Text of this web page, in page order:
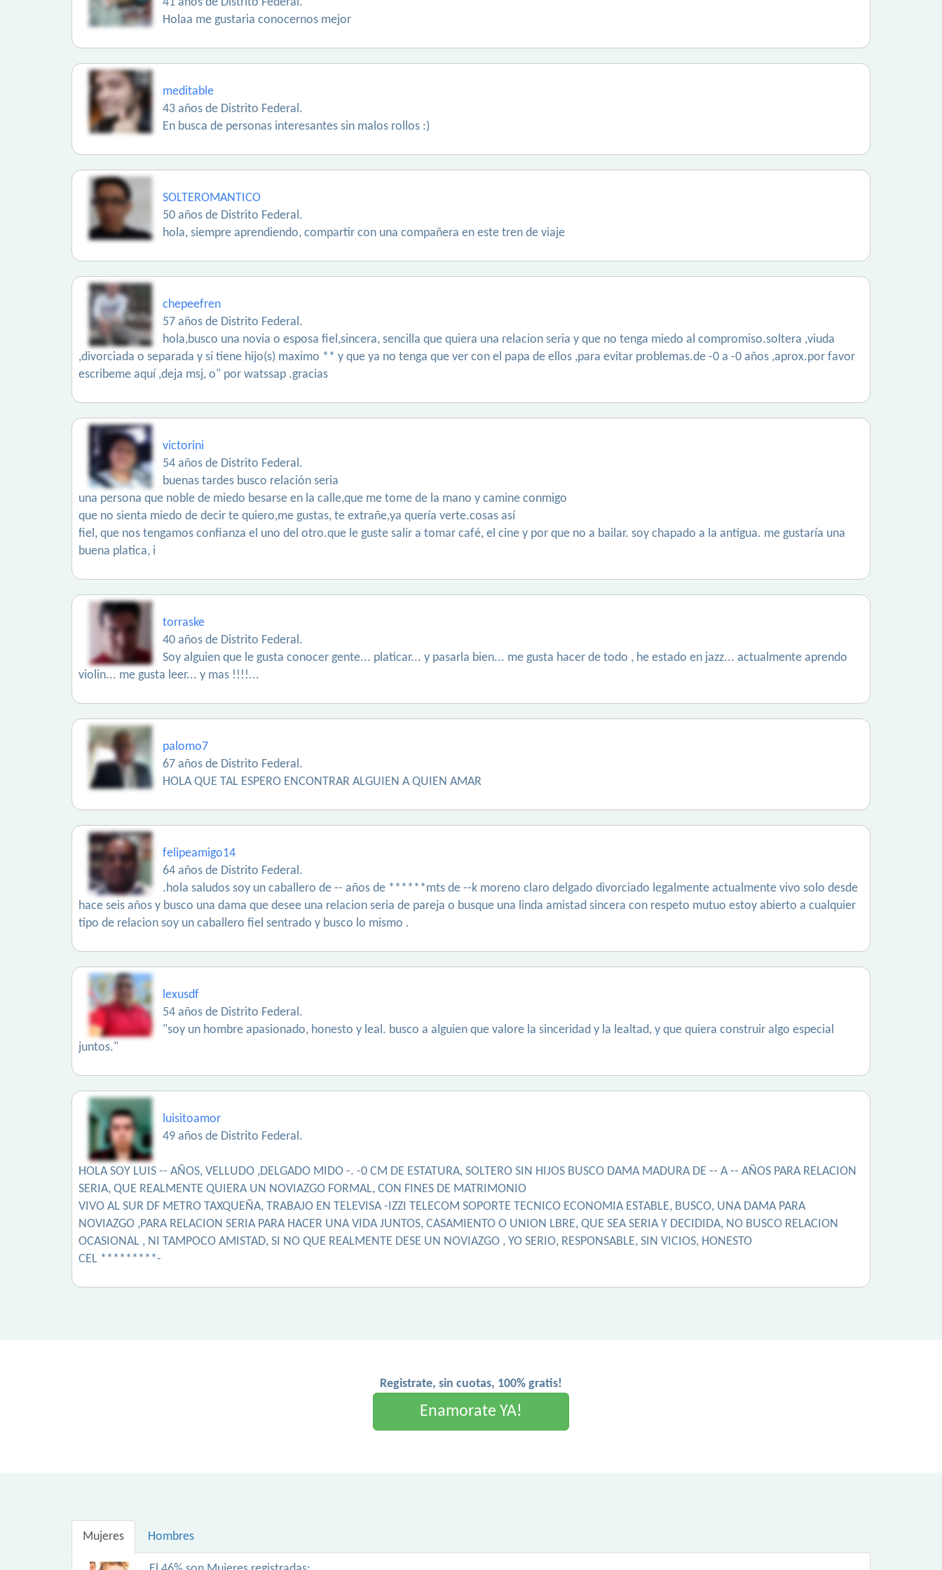
Holaa me gustaria conocernos mejor
meditable
43 años de Distrito Federal.
En busca de personas interesantes sin malos rollos :)
SOLTEROMANTICO
50 años de Distrito Federal.
hola, siempre aprendiendo, compartir con una compañera en este tren de viaje
chepeefren
57 años de Distrito Federal.
hola,busco una novia o esposa fiel,sincera, sencilla que quiera una relacion seria y que no tenga miedo al compromiso.soltera ,viuda
,divorciada o separada y si tiene hijo(s) maximo ** y que ya no tenga que ver con el papa de ellos ,para evitar problemas.de -0 a -0 años ,aprox.por favor
escribeme aquí ,deja msj, o" por watssap .gracias
victorini
54 años de Distrito Federal.
buenas tardes busco relación seria
una persona que noble de miedo besarse en la calle,que me tome de la mano y camine conmigo
que no sienta miedo de decir te quiero,me gustas, te extrañe,ya quería verte.cosas así
fiel, que nos tengamos confianza el uno del otro.que le guste salir a tomar café, el cine y por que no a bailar. soy chapado a la antigua. me gustaría una
buena platica, i
torraske
40 años de Distrito Federal.
Soy alguien que le gusta conocer gente... platicar... y pasarla bien... me gusta hacer de todo , he estado en jazz... actualmente aprendo
violin... me gusta leer... y mas !!!!...
palomo7
67 años de Distrito Federal.
HOLA QUE TAL ESPERO ENCONTRAR ALGUIEN A QUIEN AMAR
felipeamigo14
64 años de Distrito Federal.
.hola saludos soy un caballero de -- años de ******mts de --k moreno claro delgado divorciado legalmente actualmente vivo solo desde
hace seis años y busco una dama que desee una relacion seria de pareja o busque una linda amistad sincera con respeto mutuo estoy abierto a cualquier
tipo de relacion soy un caballero fiel sentrado y busco lo mismo .
lexusdf
54 años de Distrito Federal.
"soy un hombre apasionado, honesto y leal. busco a alguien que valore la sinceridad y la lealtad, y que quiera construir algo especial
juntos."
luisitoamor
49 años de Distrito Federal.
HOLA SOY LUIS -- AÑOS, VELLUDO ,DELGADO MIDO -. -0 CM DE ESTATURA, SOLTERO SIN HIJOS BUSCO DAMA MADURA DE -- A -- AÑOS PARA RELACION
SERIA, QUE REALMENTE QUIERA UN NOVIAZGO FORMAL, CON FINES DE MATRIMONIO
VIVO AL SUR DF METRO TAXQUEÑA, TRABAJO EN TELEVISA -IZZI TELECOM SOPORTE TECNICO ECONOMIA ESTABLE, BUSCO, UNA DAMA PARA
NOVIAZGO ,PARA RELACION SERIA PARA HACER UNA VIDA JUNTOS, CASAMIENTO O UNION LBRE, QUE SEA SERIA Y DECIDIDA, NO BUSCO RELACION
OCASIONAL , NI TAMPOCO AMISTAD, SI NO QUE REALMENTE DESE UN NOVIAZGO , YO SERIO, RESPONSABLE, SIN VICIOS, HONESTO
CEL *********-
Registrate, sin cuotas, 100% gratis!
Enamorate YA!
Mujeres Hombres